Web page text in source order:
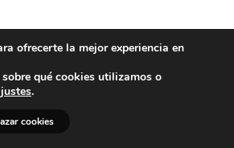
ofrecerte la mejor experiencia en
sobre qué cookies utilizamos o
.
cookies